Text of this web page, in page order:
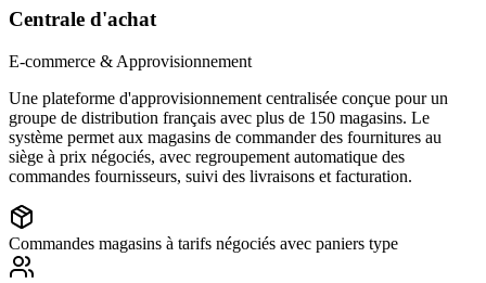
Centrale d'achat
E-commerce & Approvisionnement
Une plateforme d'approvisionnement centralisée conçue pour un
groupe de distribution français avec plus de 150 magasins. Le
système permet aux magasins de commander des fournitures au
siège à prix négociés, avec regroupement automatique des
commandes fournisseurs, suivi des livraisons et facturation.
Commandes magasins à tarifs négociés avec paniers type